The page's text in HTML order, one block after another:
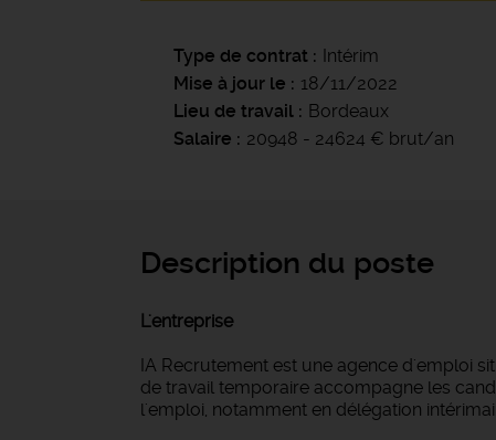
Type de contrat
Intérim
Mise à jour le
18/11/2022
Lieu de travail
Bordeaux
Salaire
20948 - 24624 € brut/an
Description du poste
L'entreprise
IA Recrutement est une agence d'emploi
de travail temporaire accompagne les
l'emploi, notamment en délégation